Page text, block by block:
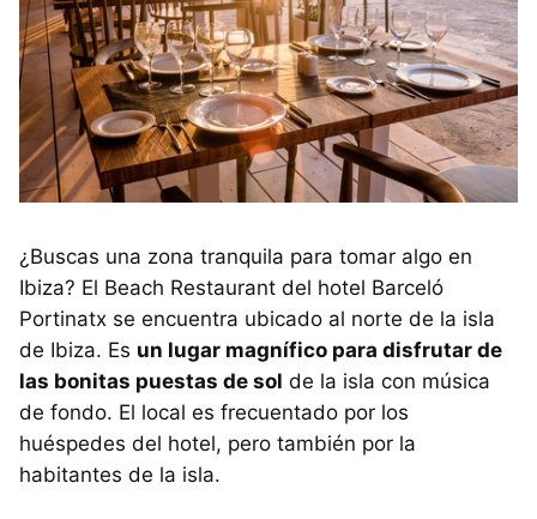
¿Buscas una zona tranquila para tomar algo en
Ibiza? El Beach Restaurant del hotel Barceló
Portinatx se encuentra ubicado al norte de la isla
de Ibiza. Es un lugar magnífico para disfrutar de
las bonitas puestas de sol de la isla con música
de fondo. El local es frecuentado por los
huéspedes del hotel, pero también por la
habitantes de la isla.